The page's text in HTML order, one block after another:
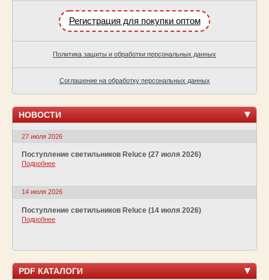
Регистрация для покупки оптом
Политика защиты и обработки персональных данных
Соглашение на обработку персональных данных
НОВОСТИ
27 июля 2026
Поступление светильников Reluce (27 июля 2026)
Подробнее
14 июля 2026
Поступление светильников Reluce (14 июля 2026)
Подробнее
PDF КАТАЛОГИ